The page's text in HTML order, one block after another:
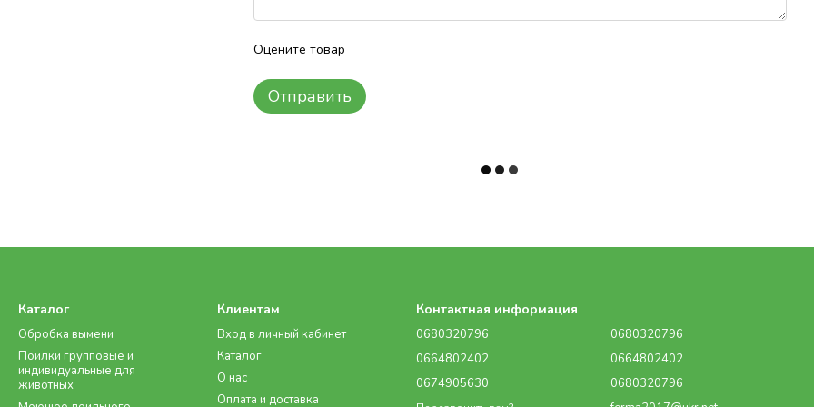
Оцените товар
Отправить
Каталог
Обробка вымени
Поилки групповые и
индивидуальные для
животных
Клиентам
Вход в личный кабинет
Каталог
О нас
Оплата и доставка
Контактная информация
0680320796
0664802402
0674905630
0680320796
0664802402
0680320796